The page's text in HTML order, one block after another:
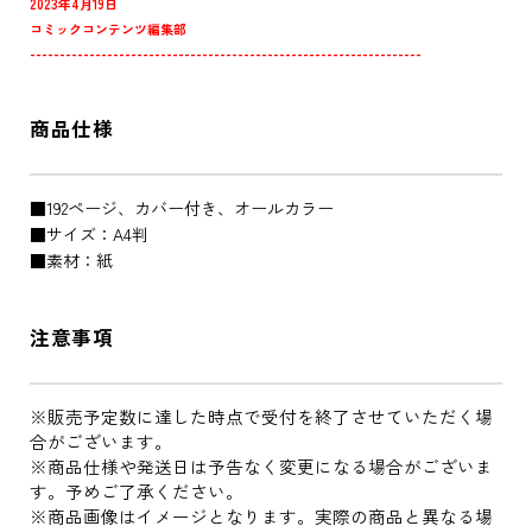
コミックコンテンツ編集部
------------------------------------------------------------------
商品仕様
■192ページ、カバー付き、オールカラー
■サイズ：A4判
■素材：紙
注意事項
※販売予定数に達した時点で受付を終了させていただく場
合がございます。
※商品仕様や発送日は予告なく変更になる場合がございま
す。予めご了承ください。
※商品画像はイメージとなります。実際の商品と異なる場